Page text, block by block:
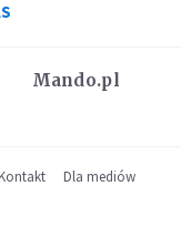
Mando.pl
Dla mediów